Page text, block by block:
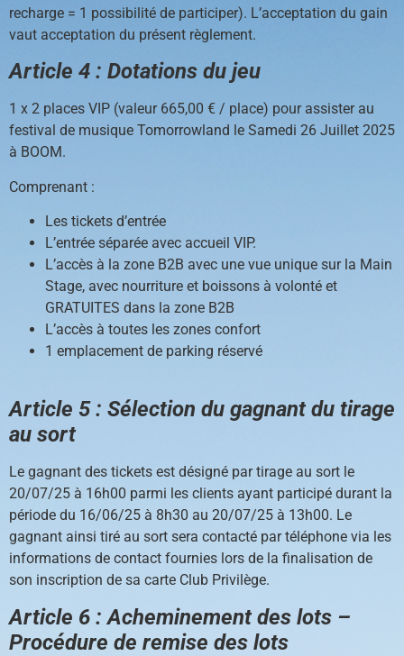
recharge = 1 possibilité de participer). L’acceptation du gain
vaut acceptation du présent règlement.
Article 4 : Dotations du jeu
1 x 2 places VIP (valeur 665,00 € / place) pour assister au
festival de musique Tomorrowland le Samedi 26 Juillet 2025
à BOOM.
Comprenant :
Les tickets d’entrée
L’entrée séparée avec accueil VIP.
L’accès à la zone B2B avec une vue unique sur la Main
Stage, avec nourriture et boissons à volonté et
GRATUITES ​​dans la zone B2B
L’accès à toutes les zones confort
1 emplacement de parking réservé
Article 5 : Sélection du gagnant du tirage
au sort
Le gagnant des tickets est désigné par tirage au sort le
20/07/25 à 16h00 parmi les clients ayant participé durant la
période du 16/06/25 à 8h30 au 20/07/25 à 13h00. Le
gagnant ainsi tiré au sort sera contacté par téléphone via les
informations de contact fournies lors de la finalisation de
son inscription de sa carte Club Privilège.
Article 6 : Acheminement des lots –
Procédure de remise des lots